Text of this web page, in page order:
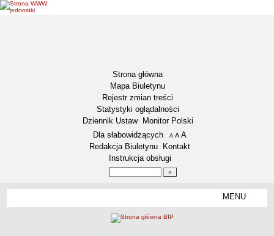
Strona główna
Mapa Biuletynu
Rejestr zmian treści
Statystyki oglądalności
Dziennik Ustaw
Monitor Polski
Menu dodatkowe
Dla słabowidzących A pomniejsz czcionkę
A standardowy rozmiar czcionki
A
Redakcja Biuletynu
Kontakt
Instrukcja obsługi
MENU